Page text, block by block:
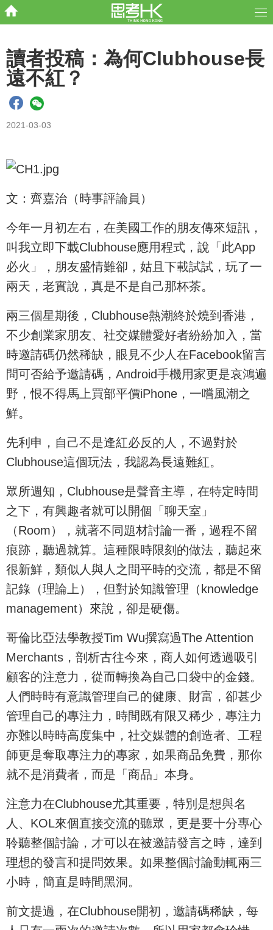
讀者投稿：為何Clubhouse長
遠不紅？
2021-03-03
文：齊嘉治（時事評論員）
今年一月初左右，在美國工作的朋友傳來短訊，
叫我立即下載Clubhouse應用程式，說「此App
必火」，朋友盛情難卻，姑且下載試試，玩了一
兩天，老實說，真是不是自己那杯茶。
兩三個星期後，Clubhouse熱潮終於燒到香港，
不少創業家朋友、社交媒體愛好者紛紛加入，當
時邀請碼仍然稀缺，眼見不少人在Facebook留言
問可否給予邀請碼，Android手機用家更是哀鴻遍
野，恨不得馬上買部平價iPhone，一嚐風潮之
鮮。
先利申，自己不是逢紅必反的人，不過對於
Clubhouse這個玩法，我認為長遠難紅。
眾所週知，Clubhouse是聲音主導，在特定時間
之下，有興趣者就可以開個「聊天室」
（Room），就著不同題材討論一番，過程不留
痕跡，聽過就算。這種限時限刻的做法，聽起來
很新鮮，類似人與人之間平時的交流，都是不留
記錄（理論上），但對於知識管理（knowledge
management）來說，卻是硬傷。
哥倫比亞法學教授Tim Wu撰寫過The Attention
Merchants，剖析古往今來，商人如何透過吸引
顧客的注意力，從而轉換為自己口袋中的金錢。
人們時時有意識管理自己的健康、財富，卻甚少
管理自己的專注力，時間既有限又稀少，專注力
亦難以時時高度集中，社交媒體的創造者、工程
師更是奪取專注力的專家，如果商品免費，那你
就不是消費者，而是「商品」本身。
注意力在Clubhouse尤其重要，特別是想與名
人、KOL來個直接交流的聽眾，更是要十分專心
聆聽整個討論，才可以在被邀請發言之時，達到
理想的發言和提問效果。如果整個討論動輒兩三
小時，簡直是時間黑洞。
前文提過，在Clubhouse開初，邀請碼稀缺，每